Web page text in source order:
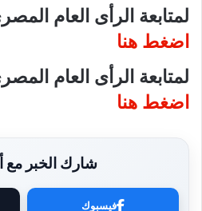
لمتابعة الرأى العام
اضغط هنا
لمتابعة الرأى العام
اضغط هنا
شارك الخبر مع
فيسبوك